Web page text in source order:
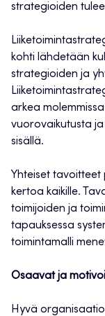
strategioiden
kohti lähdetään
strategioiden ja
arkea
vuorovaikutusta
sisällä.
Yhteiset tavoitteet
kertoa kaikille.
toimijoiden ja
tapauksessa
toimintamalli
Osaavat ja
Hyvä